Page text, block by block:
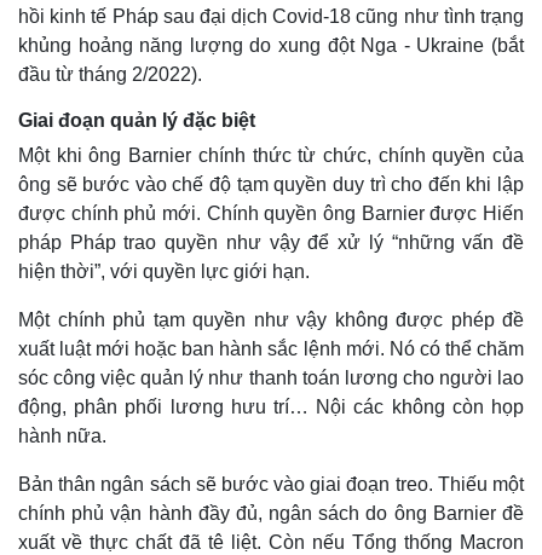
hồi kinh tế Pháp sau đại dịch Covid-18 cũng như tình trạng
khủng hoảng năng lượng do xung đột Nga - Ukraine (bắt
đầu từ tháng 2/2022).
Giai đoạn quản lý đặc biệt
Một khi ông Barnier chính thức từ chức, chính quyền của
ông sẽ bước vào chế độ tạm quyền duy trì cho đến khi lập
được chính phủ mới. Chính quyền ông Barnier được Hiến
pháp Pháp trao quyền như vậy để xử lý “những vấn đề
hiện thời”, với quyền lực giới hạn.
Một chính phủ tạm quyền như vậy không được phép đề
xuất luật mới hoặc ban hành sắc lệnh mới. Nó có thể chăm
sóc công việc quản lý như thanh toán lương cho người lao
động, phân phối lương hưu trí… Nội các không còn họp
hành nữa.
Bản thân ngân sách sẽ bước vào giai đoạn treo. Thiếu một
chính phủ vận hành đầy đủ, ngân sách do ông Barnier đề
xuất về thực chất đã tê liệt. Còn nếu Tổng thống Macron